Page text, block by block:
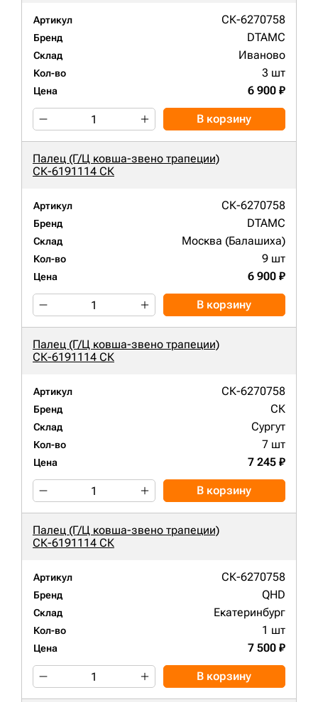
Артикул СК-6270758
Бренд DTAMC
Склад Иваново
Кол-во 3 шт
Цена 6 900 ₽
В корзину
Палец (Г/Ц ковша-звено трапеции)
СК-6191114 СК
Артикул СК-6270758
Бренд DTAMC
Склад Москва (Балашиха)
Кол-во 9 шт
Цена 6 900 ₽
В корзину
Палец (Г/Ц ковша-звено трапеции)
СК-6191114 СК
Артикул СК-6270758
Бренд СК
Склад Сургут
Кол-во 7 шт
Цена 7 245 ₽
В корзину
Палец (Г/Ц ковша-звено трапеции)
СК-6191114 СК
Артикул СК-6270758
Бренд QHD
Склад Екатеринбург
Кол-во 1 шт
Цена 7 500 ₽
В корзину